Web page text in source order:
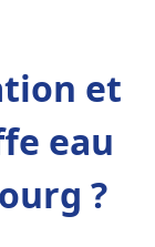
et
eau
?